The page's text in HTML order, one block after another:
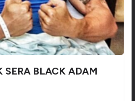
SERA BLACK ADAM